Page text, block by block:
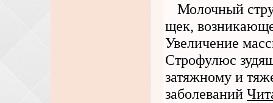
Молочный
щек,
Увеличение
Строфулюс
затяжному и
заболеваний